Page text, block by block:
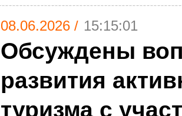
08.06.2026 / 15:15:01
Обсуждены
развития
туризма с